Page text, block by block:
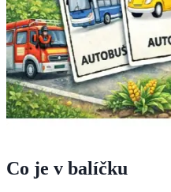
Co je v balíčku